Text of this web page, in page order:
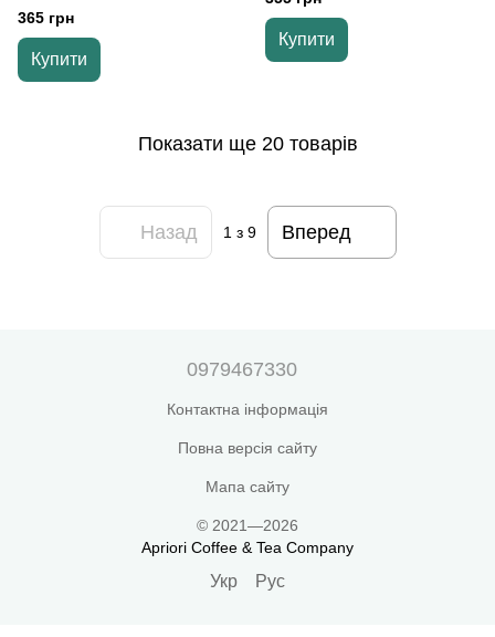
365 грн
Купити
Купити
Показати ще 20 товарів
Назад 1 з 9 Вперед
0979467330
Контактна інформація
Повна версія сайту
Мапа сайту
© 2021—2026
Apriori Coffee & Tea Company
Укр Рус